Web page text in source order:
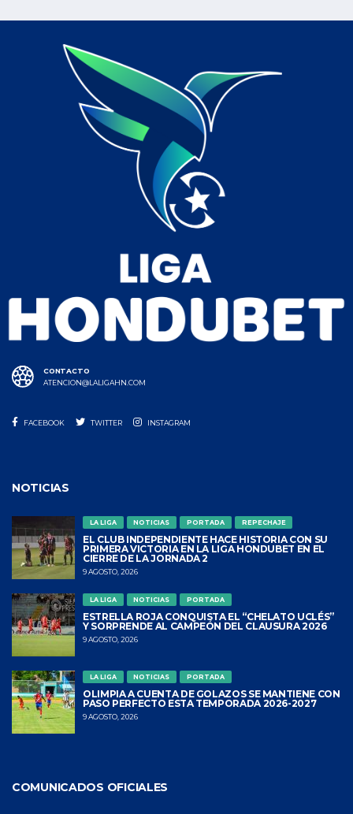
CONTACTO
ATENCION@LALIGAHN.COM
FACEBOOK TWITTER INSTAGRAM
NOTICIAS
LA LIGA NOTICIAS PORTADA REPECHAJE
EL CLUB INDEPENDIENTE HACE HISTORIA CON SU
PRIMERA VICTORIA EN LA LIGA HONDUBET EN EL
CIERRE DE LA JORNADA 2
9 AGOSTO, 2026
LA LIGA NOTICIAS PORTADA
ESTRELLA ROJA CONQUISTA EL “CHELATO UCLÉS”
Y SORPRENDE AL CAMPEÓN DEL CLAUSURA 2026
9 AGOSTO, 2026
LA LIGA NOTICIAS PORTADA
OLIMPIA A CUENTA DE GOLAZOS SE MANTIENE CON
PASO PERFECTO ESTA TEMPORADA 2026-2027
9 AGOSTO, 2026
COMUNICADOS OFICIALES